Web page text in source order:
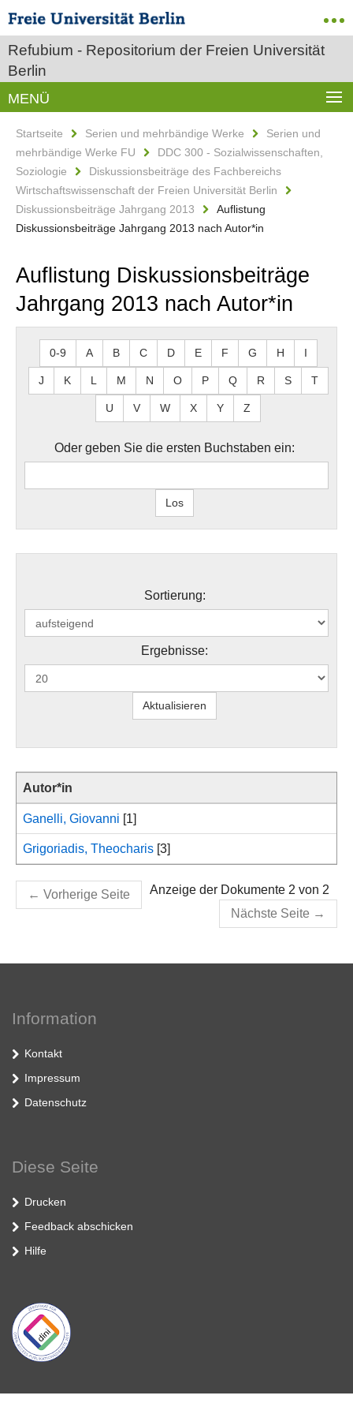
Refubium - Repositorium der Freien Universität
Berlin
MENÜ
Startseite Serien und mehrbändige Werke
Serien und
mehrbändige Werke FU
DDC 300 - Sozialwissenschaften,
Soziologie
Diskussionsbeiträge des Fachbereichs
Wirtschaftswissenschaft der Freien Universität Berlin
Diskussionsbeiträge Jahrgang 2013
Auflistung
Diskussionsbeiträge Jahrgang 2013 nach Autor*in
Auflistung Diskussionsbeiträge
Jahrgang 2013 nach Autor*in
0-9 A B C D E F G H I
J K L M N O P Q R S T
U V W X Y Z
Oder geben Sie die ersten Buchstaben ein:
Sortierung:
Ergebnisse:
Autor*in
Ganelli, Giovanni [1]
Grigoriadis, Theocharis [3]
← Vorherige Seite
Anzeige der Dokumente 2 von 2
Nächste Seite →
Information
Kontakt
Impressum
Datenschutz
Diese Seite
Drucken
Feedback abschicken
Hilfe